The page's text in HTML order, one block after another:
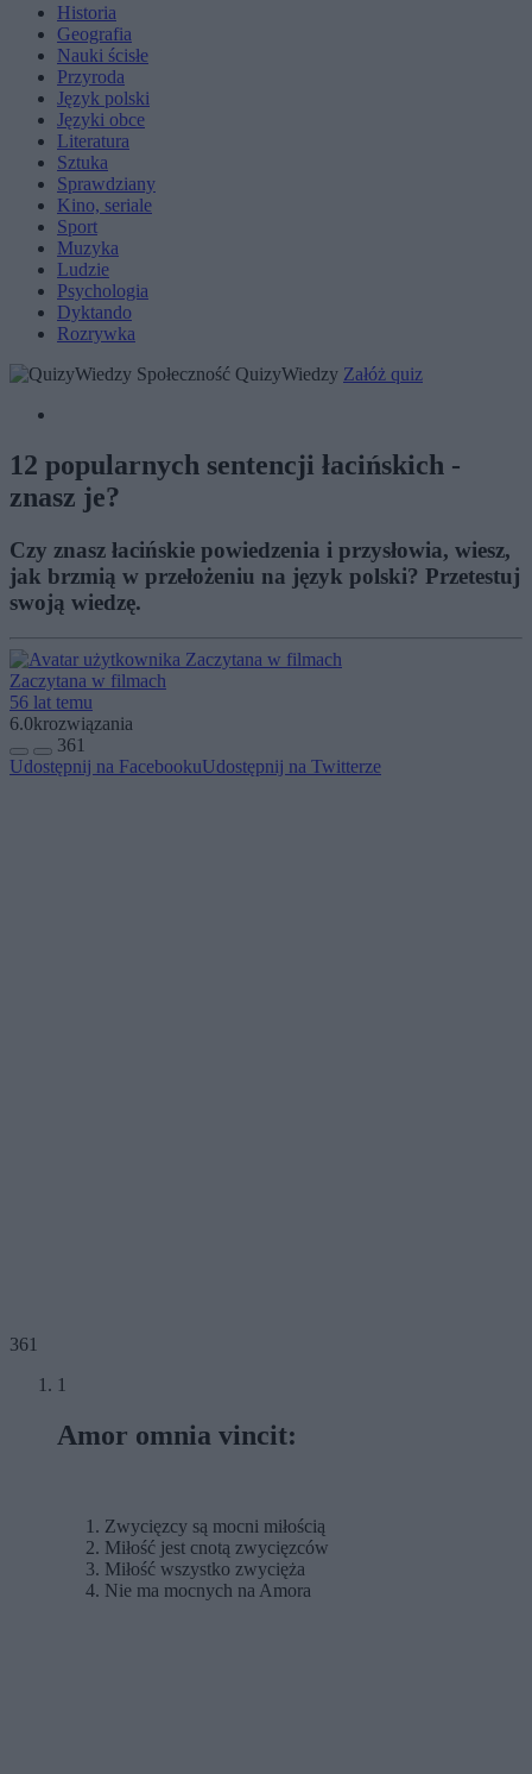
Historia
Geografia
Nauki ścisłe
Przyroda
Język polski
Języki obce
Literatura
Sztuka
Sprawdziany
Kino, seriale
Sport
Muzyka
Ludzie
Psychologia
Dyktando
Rozrywka
Społeczność QuizyWiedzy Załóż quiz
12 popularnych sentencji łacińskich -
znasz je?
Czy znasz łacińskie powiedzenia i przysłowia, wiesz,
jak brzmią w przełożeniu na język polski? Przetestuj
swoją wiedzę.
Zaczytana w filmach
56 lat temu
6.0krozwiązania
361
Udostępnij na FacebookuUdostępnij na Twitterze
361
1
Amor omnia vincit:
Zwycięzcy są mocni miłością
Miłość jest cnotą zwycięzców
Miłość wszystko zwycięża
Nie ma mocnych na Amora